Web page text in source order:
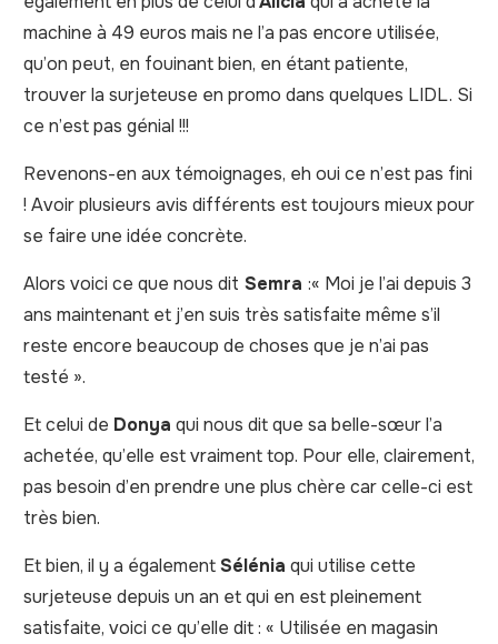
machine à 49 euros mais ne l’a pas encore utilisée,
qu’on peut, en fouinant bien, en étant patiente,
trouver la surjeteuse en promo dans quelques LIDL. Si
ce n’est pas génial !!!
Revenons-en aux témoignages, eh oui ce n’est pas fini
! Avoir plusieurs avis différents est toujours mieux pour
se faire une idée concrète.
Alors voici ce que nous dit Semra :« Moi je l’ai depuis 3
ans maintenant et j’en suis très satisfaite même s’il
reste encore beaucoup de choses que je n’ai pas
testé ».
Et celui de Donya qui nous dit que sa belle-sœur l’a
achetée, qu’elle est vraiment top. Pour elle, clairement,
pas besoin d’en prendre une plus chère car celle-ci est
très bien.
Et bien, il y a égalementSélénia qui utilise cette
surjeteuse depuis un an et qui en est pleinement
satisfaite, voici ce qu’elle dit : « Utilisée en magasin